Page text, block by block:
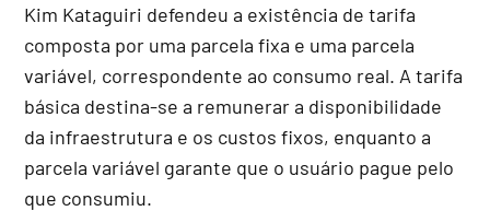
Kim Kataguiri defendeu a existência de tarifa
composta por uma parcela fixa e uma parcela
variável, correspondente ao consumo real. A tarifa
básica destina-se a remunerar a disponibilidade
da infraestrutura e os custos fixos, enquanto a
parcela variável garante que o usuário pague pelo
que consumiu.